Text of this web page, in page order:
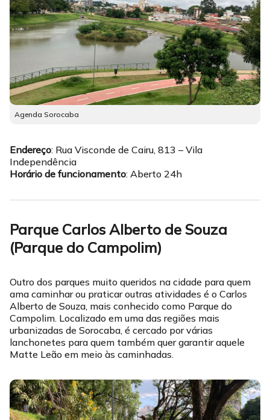
Agenda Sorocaba
Endereço: Rua Visconde de Cairu, 813 – Vila
Independência
Horário de funcionamento: Aberto 24h
Parque Carlos Alberto de Souza
(Parque do Campolim)
Outro dos parques muito queridos na cidade para quem
ama caminhar ou praticar outras atividades é o Carlos
Alberto de Souza, mais conhecido como Parque do
Campolim. Localizado em uma das regiões mais
urbanizadas de Sorocaba, é cercado por várias
lanchonetes para quem também quer garantir aquele
Matte Leão em meio às caminhadas.